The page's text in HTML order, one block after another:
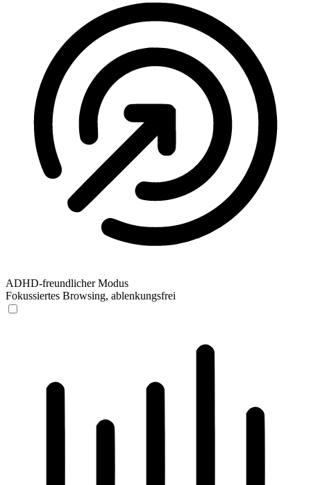
ADHD-freundlicher Modus
Fokussiertes Browsing, ablenkungsfrei